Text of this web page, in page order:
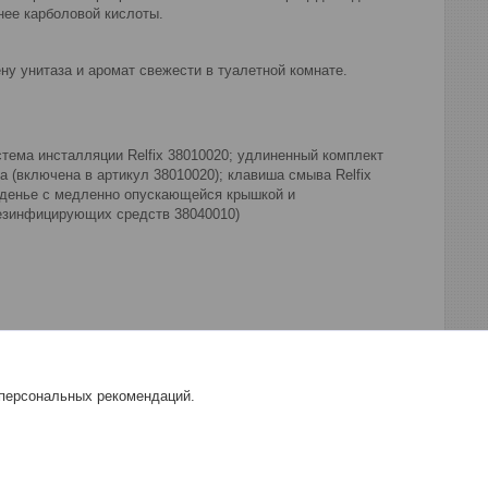
карболовой кислоты.
унитаза и аромат свежести в туалетной комнате.
инсталляции Relfix 38010020; удлиненный комплект
(включена в артикул 38010020); клавиша смыва Relfix
с медленно опускающейся крышкой и
средств 38040010)
рекомендаций.